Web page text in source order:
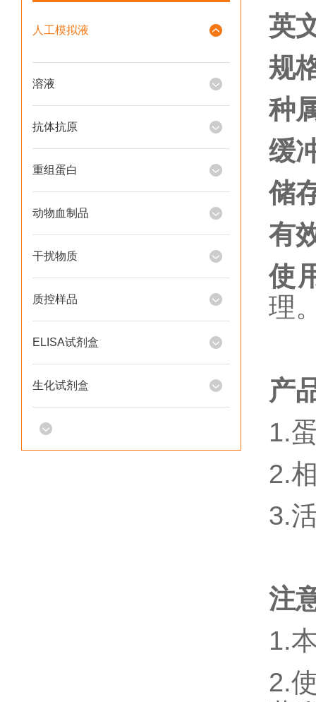
人工模拟液
溶液
抗体抗原
重组蛋白
动物血制品
干扰物质
质控样品
ELISA试剂盒
生化试剂盒
英
规
种
缓
储
有
使
理
产
1.
2.
3.
注
1.
2.